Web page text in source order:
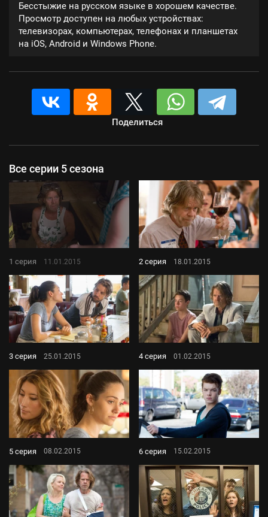
Бесстыжие на русском языке в хорошем качестве.
Просмотр доступен на любых устройствах:
телевизорах, компьютерах, телефонах и планшетах
на iOS, Android и Windows Phone.
Поделиться
Все серии 5 сезона
1 серия 11.01.2015 2 серия 18.01.2015
3 серия 25.01.2015 4 серия 01.02.2015
5 серия 08.02.2015 6 серия 15.02.2015